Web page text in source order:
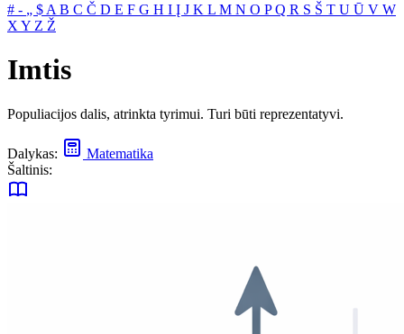
# ‐ „ $ A B C Č D E F G H I Į J K L M N O PQ R S Š T U Ū V W
X Y Z Ž
Imtis
Populiacijos dalis, atrinkta tyrimui. Turi būti reprezentatyvi.
Dalykas:
Matematika
Šaltinis: